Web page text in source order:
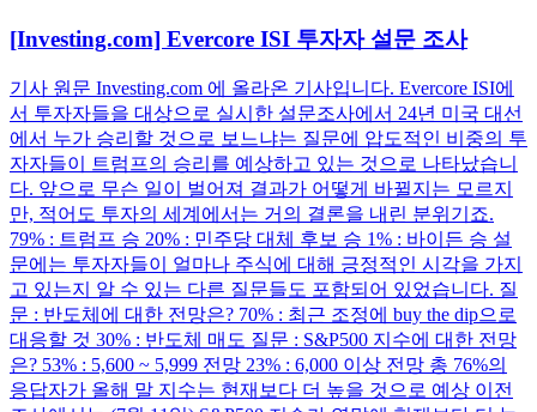
[Investing.com] Evercore ISI 투자자 설문 조사
기사 원문 Investing.com 에 올라온 기사입니다. Evercore ISI에
서 투자자들을 대상으로 실시한 설문조사에서 24년 미국 대선
에서 누가 승리할 것으로 보느냐는 질문에 압도적인 비중의 투
자자들이 트럼프의 승리를 예상하고 있는 것으로 나타났습니
다. 앞으로 무슨 일이 벌어져 결과가 어떻게 바뀔지는 모르지
만, 적어도 투자의 세계에서는 거의 결론을 내린 분위기죠.
79% : 트럼프 승 20% : 민주당 대체 후보 승 1% : 바이든 승 설
문에는 투자자들이 얼마나 주식에 대해 긍정적인 시각을 가지
고 있는지 알 수 있는 다른 질문들도 포함되어 있었습니다. 질
문 : 반도체에 대한 전망은? 70% : 최근 조정에 buy the dip으로
대응할 것 30% : 반도체 매도 질문 : S&P500 지수에 대한 전망
은? 53% : 5,600 ~ 5,999 전망 23% : 6,000 이상 전망 총 76%의
응답자가 올해 말 지수는 현재보다 더 높을 것으로 예상 이전